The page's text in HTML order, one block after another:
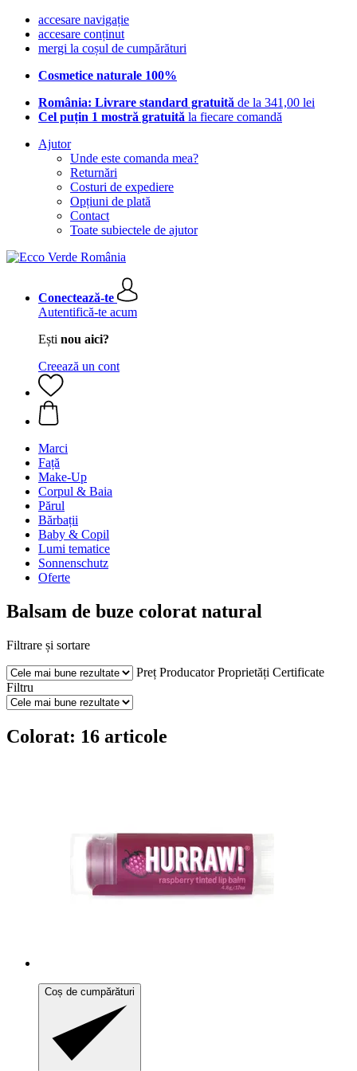
accesare navigație
accesare conținut
mergi la coșul de cumpărături
Cosmetice naturale 100%
România: Livrare standard gratuită de la 341,00 lei
Cel puțin 1 mostră gratuită la fiecare comandă
Ajutor
Unde este comanda mea?
Returnări
Costuri de expediere
Opțiuni de plată
Contact
Toate subiectele de ajutor
Conectează-te
Autentifică-te acum
Ești nou aici?
Creează un cont
Marci
Față
Make-Up
Corpul & Baia
Părul
Bărbații
Baby & Copil
Lumi tematice
Sonnenschutz
Oferte
Balsam de buze colorat natural
Filtrare și sortare
Preț Producator Proprietăți Certificate
Filtru
Colorat: 16 articole
Coș de cumpărături